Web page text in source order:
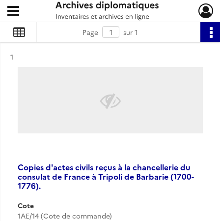
Archives diplomatiques
Ouvrir le menu déroulant
Page sur 1
Résultat n°
1
Copies d'actes civils reçus à la chancellerie du
consulat de France à Tripoli de Barbarie (1700-
1776).
Cote
1AE/14 (Cote de commande)